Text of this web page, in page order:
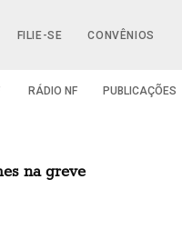
FILIE-SE CONVÊNIOS
RÁDIO NF PUBLICAÇÕES
na greve